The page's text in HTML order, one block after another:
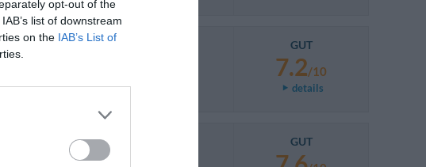
opt-out of the
list of downstream
on the IAB’s List of
GUT
7.2/10
details
mínimo de una hora y 6 euros.
GUT